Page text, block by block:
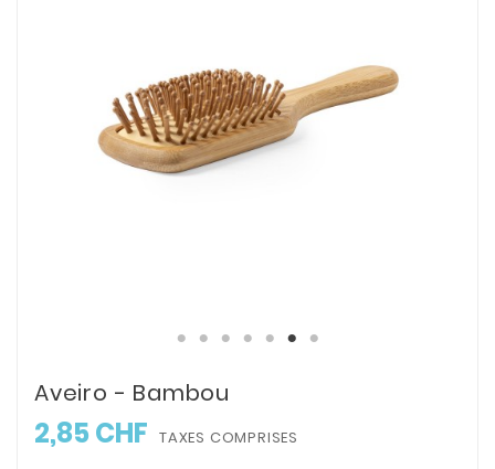
Aveiro - Bambou
2,85 CHF TAXES COMPRISES